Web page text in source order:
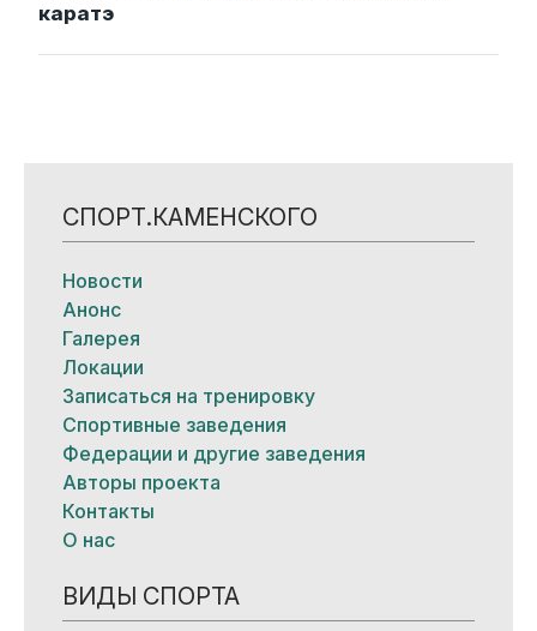
каратэ
СПОРТ.КАМЕНСКОГО
Новости
Анонс
Галерея
Локации
Записаться на тренировку
Спортивные заведения
Федерации и другие заведения
Авторы проекта
Контакты
О нас
ВИДЫ СПОРТА